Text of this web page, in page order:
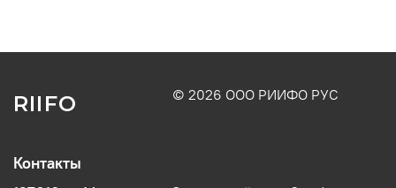
RIIFO © 2026 ООО РИИФО РУС
Контакты